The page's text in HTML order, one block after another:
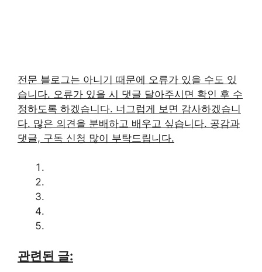
전문 블로그는 아니기 때문에 오류가 있을 수도 있
습니다. 오류가 있을 시 댓글 달아주시면 확인 후 수
정하도록 하겠습니다. 너그럽게 보면 감사하겠습니
다. 많은 의견을 분배하고 배우고 싶습니다. 공감과
댓글, 구독 신청 많이 부탁드립니다.
관련된 글: